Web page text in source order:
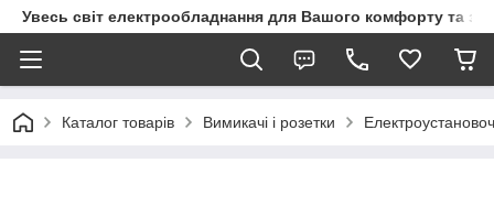
Увесь світ електрообладнання для Вашого комфорту та
Каталог товарів Вимикачі і розетки